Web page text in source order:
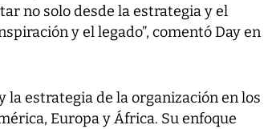
no solo desde la estrategia y el
y el legado”, comentó Day en
la estrategia de la organización en los
Europa y África. Su enfoque